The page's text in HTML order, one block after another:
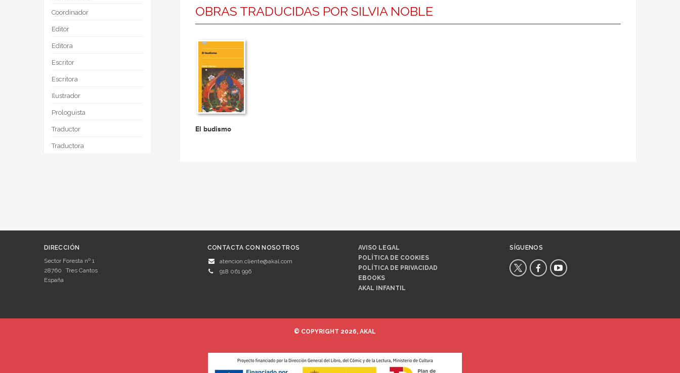
Coordinador
Editor
Editora
Escritor
Escritora
Ilustrador
Prologuista
Traductor
Traductora
OBRAS TRADUCIDAS POR SILVIA NOBLE
El budismo
DIRECCIÓN
Sector Foresta nº 1
28760
Tres Cantos
España
CONTACTA CON NOSOTROS
atencion.cliente@akal.com
918 061 996
AVISO LEGAL
POLÍTICA DE COOKIES
POLÍTICA DE PRIVACIDAD
EBOOKS
AKAL INFANTIL
SÍGUENOS
© COPYRIGHT 2026, AKAL